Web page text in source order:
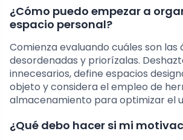
¿Cómo puedo empezar a
espacio personal?
Comienza evaluando cuáles son las
desordenadas y priorízalas.
innecesarios, define espacios
objeto y considera el empleo de
almacenamiento para optimizar el
¿Qué debo hacer si mi